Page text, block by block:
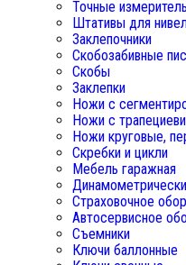
Точные
Штативы для
Заклепочники
Скобозабивные
Скобы
Заклепки
Ножи с
Ножи с
Ножи круговые,
Скребки и цикли
Мебель гаражная
Страховочное
Автосервисное
Съемники
Ключи баллонные